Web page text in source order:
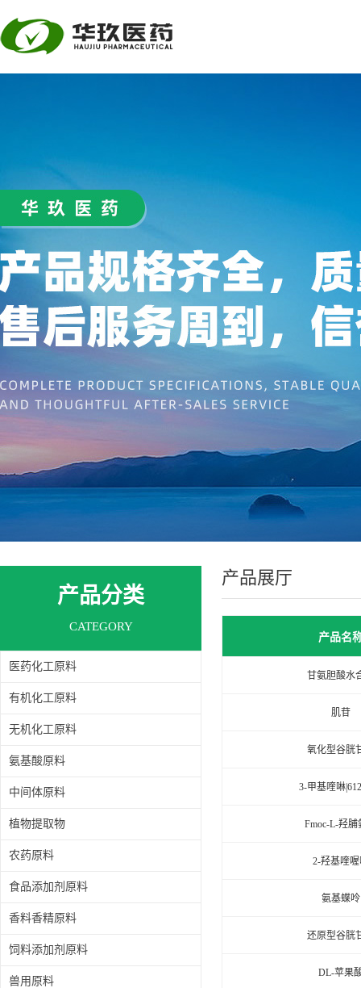
产品分类
CATEGORY
医药化工原料
有机化工原料
无机化工原料
氨基酸原料
中间体原料
植物提取物
农药原料
食品添加剂原料
香料香精原料
饲料添加剂原料
兽用原料
产品展厅
产品名
甘氨胆酸水
肌苷
氧化型谷胱
3-甲基喹啉
Fmoc-L-羟脯
2-羟基喹
氨基蝶呤
还原型谷胱
DL-苹果